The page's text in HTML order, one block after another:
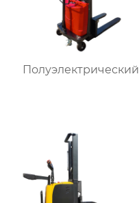
Полуэлектрический